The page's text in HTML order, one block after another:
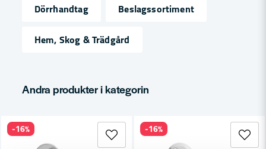
Namn
Ja, ni får publicera min fråga
Dörrhandtag
Beslagssortiment
Hem, Skog & Trädgård
Andra produkter i kategorin
-16% -16%